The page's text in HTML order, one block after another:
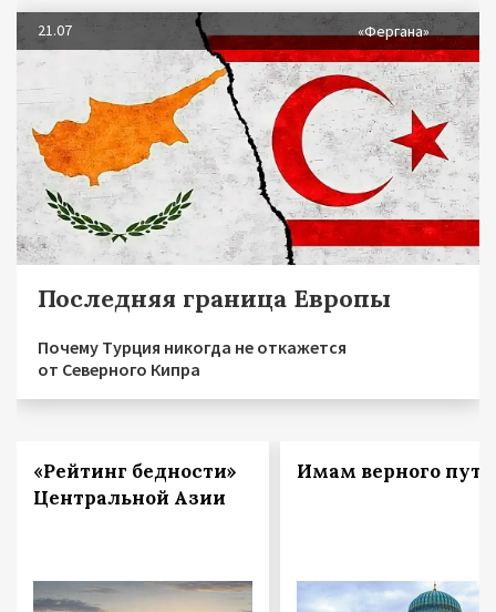
21.07 «Фергана»
Последняя граница Европы
Почему Турция никогда не откажется
от Северного Кипра
«Рейтинг бедности»
Центральной Азии
Имам верного пути